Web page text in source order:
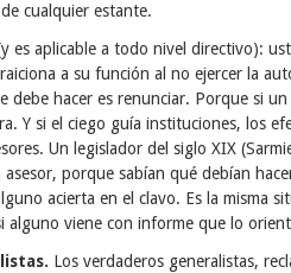
cualquier estante.
es aplicable a todo nivel directivo):
a su función al no ejercer la
debe hacer es renunciar. Porque si
Y si el ciego guía instituciones, los
Un legislador del siglo XIX
porque sabían qué debían
acierta en el clavo. Es la misma
alguno viene con informe que lo
Los verdaderos generalistas,